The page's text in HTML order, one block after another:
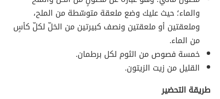
والماء؛ حيث عليك وضع ملعقة متوسّطة من الملح،
وملعقتين أو ملعقتين ونصف كبيرتين من الخلّ لكلّ كأسٍ
من الماء.
خمسة فصوص من الثوم لكل برطمان.
القليل من زيت الزيتون.
طريقة التحضير